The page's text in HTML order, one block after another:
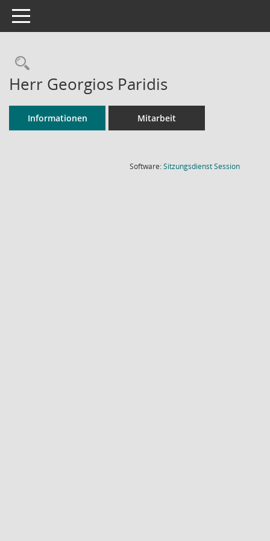
Toggle navigation
Rechercheauswahl
Herr Georgios Paridis
Informationen Mitarbeit
Software:SitzungsdienstSession(Wird in